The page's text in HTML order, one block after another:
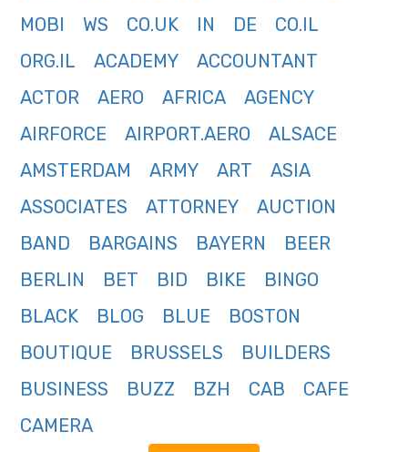
MOBI
WS CO.UK IN DE
CO.IL
ORG.IL
ACADEMY
ACCOUNTANT
ACTOR
AERO AFRICA
AGENCY
AIRFORCE
AIRPORT.AERO
ALSACE
AMSTERDAM
ARMY ART
ASIA
ASSOCIATES
ATTORNEY
AUCTION
BAND
BARGAINS BAYERN
BEER
BERLIN
BET BID BIKE
BINGO
BLACK
BLOG BLUE
BOSTON
BOUTIQUE
BRUSSELS
BUILDERS
BUSINESS
BUZZ BZH CAB
CAFE
CAMERA